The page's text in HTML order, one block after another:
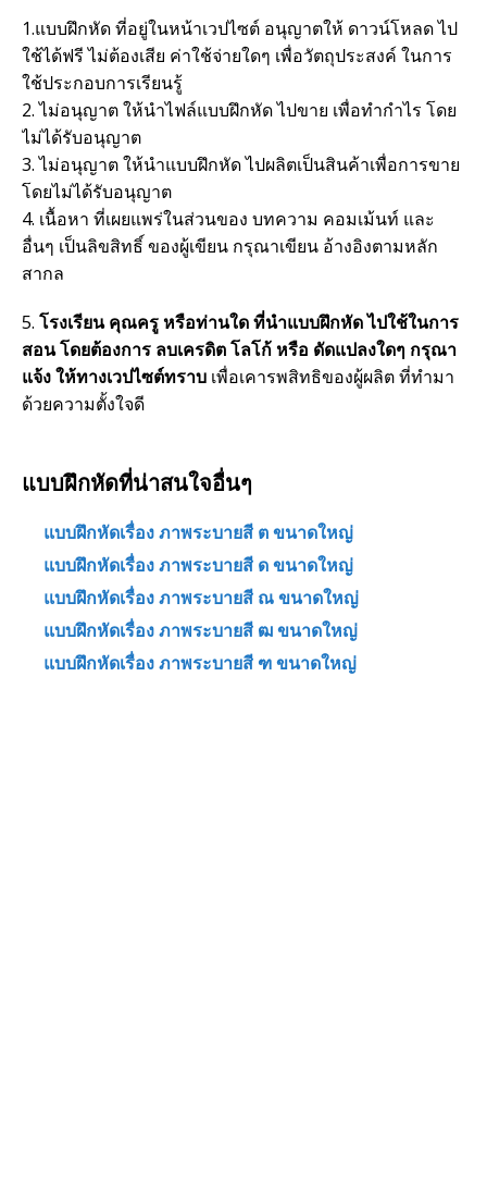
1.แบบฝึกหัด ที่อยู่ในหน้าเวปไซต์ อนุญาตให้ ดาวน์โหลด ไป
ใช้ได้ฟรี ไม่ต้องเสีย ค่าใช้จ่ายใดๆ เพื่อวัตถุประสงค์ ในการ
ใช้ประกอบการเรียนรู้
2. ไม่อนุญาต ให้นำไฟล์แบบฝึกหัด ไปขาย เพื่อทำกำไร โดย
ไม่ได้รับอนุญาต
3. ไม่อนุญาต ให้นำแบบฝึกหัด ไปผลิตเป็นสินค้าเพื่อการขาย
โดยไม่ได้รับอนุญาต
4. เนื้อหา ที่เผยแพร่ในส่วนของ บทความ คอมเม้นท์ และ
อื่นๆ เป็นลิขสิทธิ์ ของผู้เขียน กรุณาเขียน อ้างอิงตามหลัก
สากล
5. โรงเรียน คุณครู หรือท่านใด ที่นำแบบฝึกหัด ไปใช้ในการ
สอน โดยต้องการ ลบเครดิต โลโก้ หรือ ดัดแปลงใดๆ กรุณา
แจ้ง ให้ทางเวปไซต์ทราบ เพื่อเคารพสิทธิของผู้ผลิต ที่ทำมา
ด้วยความตั้งใจดี
แบบฝึกหัดที่น่าสนใจอื่นๆ
แบบฝึกหัดเรื่อง ภาพระบายสี ต ขนาดใหญ่
แบบฝึกหัดเรื่อง ภาพระบายสี ด ขนาดใหญ่
แบบฝึกหัดเรื่อง ภาพระบายสี ณ ขนาดใหญ่
แบบฝึกหัดเรื่อง ภาพระบายสี ฒ ขนาดใหญ่
แบบฝึกหัดเรื่อง ภาพระบายสี ฑ ขนาดใหญ่